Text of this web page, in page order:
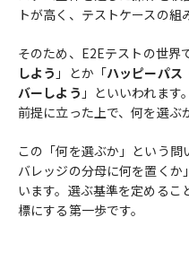
トが高く、テストケースの組
そのため、E2Eテストの世界
しよう 」とか「ハッピーパス
バーしよう 」といいわれま
前提に立った上で、何を選ぶ
この「何を選ぶか」という
バレッジの分母に何を置くか
います。選ぶ基準を定める
標にする第一歩です。